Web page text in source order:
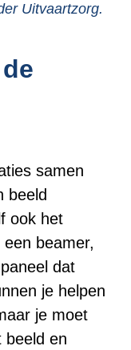
Uitvaartzorg.
samen
beeld
ook het
beamer,
dat
je helpen
je moet
beeld en